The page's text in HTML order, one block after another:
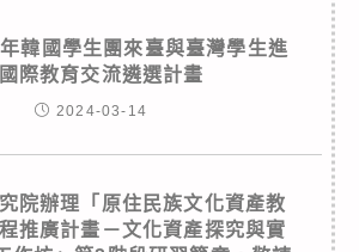
韓國學生團來臺與臺灣學生進
際教育交流遴選計畫
2024-03-14
院辦理「原住民族文化資產教
推廣計畫－文化資產探究與實